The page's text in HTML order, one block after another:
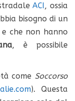
ACI, ossia
bisogno di un
che non hanno
, è possibile
come Soccorso
). Questa